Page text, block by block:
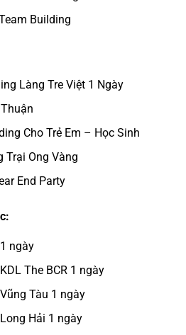
Building
Làng Tre Việt 1 Ngày
Cho Trẻ Em – Học Sinh
Trại Ong Vàng
End Party
ngày
The BCR 1 ngày
Tàu 1 ngày
Hải 1 ngày